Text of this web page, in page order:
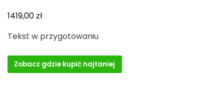
1419,00zł
Tekst w przygotowaniu
Zobacz gdzie kupić najtaniej